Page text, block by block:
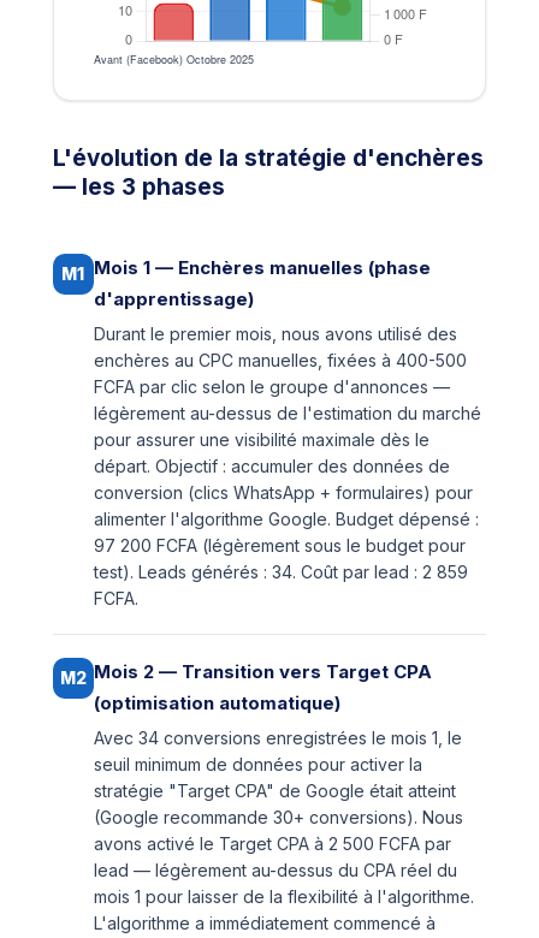
L'évolution de la stratégie d'enchères
— les 3 phases
M1 Mois 1 — Enchères manuelles (phase
d'apprentissage)
Durant le premier mois, nous avons utilisé des
enchères au CPC manuelles, fixées à 400-500
FCFA par clic selon le groupe d'annonces —
légèrement au-dessus de l'estimation du marché
pour assurer une visibilité maximale dès le
départ. Objectif : accumuler des données de
conversion (clics WhatsApp + formulaires) pour
alimenter l'algorithme Google. Budget dépensé :
97 200 FCFA (légèrement sous le budget pour
test). Leads générés : 34. Coût par lead : 2 859
FCFA.
M2 Mois 2 — Transition vers Target CPA
(optimisation automatique)
Avec 34 conversions enregistrées le mois 1, le
seuil minimum de données pour activer la
stratégie "Target CPA" de Google était atteint
(Google recommande 30+ conversions). Nous
avons activé le Target CPA à 2 500 FCFA par
lead — légèrement au-dessus du CPA réel du
mois 1 pour laisser de la flexibilité à l'algorithme.
L'algorithme a immédiatement commencé à